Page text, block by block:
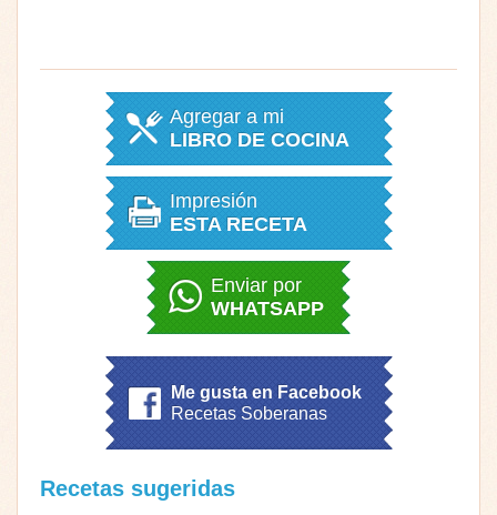
Agregar a mi
LIBRO DE COCINA
Impresión
ESTA RECETA
Enviar por
WHATSAPP
Me gusta en Facebook
Recetas Soberanas
Recetas sugeridas